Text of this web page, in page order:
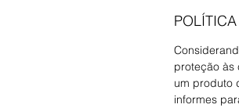
proteção às
um produto
informes